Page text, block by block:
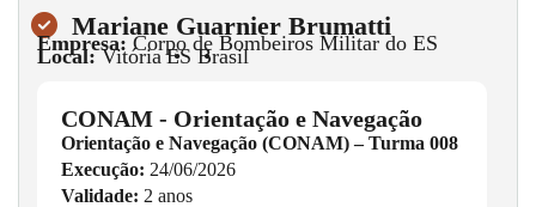
Mariane Guarnier Brumatti
Empresa: Corpo de Bombeiros Militar do ES
Local:Vitória•
ES•
Brasil
CONAM - Orientação e Navegação
Orientação e Navegação (CONAM) – Turma 008
Execução: 24/06/2026
Validade: 2 anos